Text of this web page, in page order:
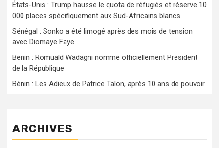
États-Unis : Trump hausse le quota de réfugiés et réserve 10
000 places spécifiquement aux Sud-Africains blancs
Sénégal : Sonko a été limogé après des mois de tension
avec Diomaye Faye
Bénin : Romuald Wadagni nommé officiellement Président
de la République
Bénin : Les Adieux de Patrice Talon, après 10 ans de pouvoir
ARCHIVES